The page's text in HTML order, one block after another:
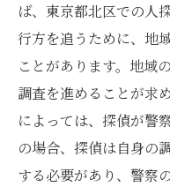
ば、東京都北区での人
行方を追うために、地
ことがあります。地域
調査を進めることが求
によっては、探偵が警
の場合、探偵は自身の
する必要があり、警察